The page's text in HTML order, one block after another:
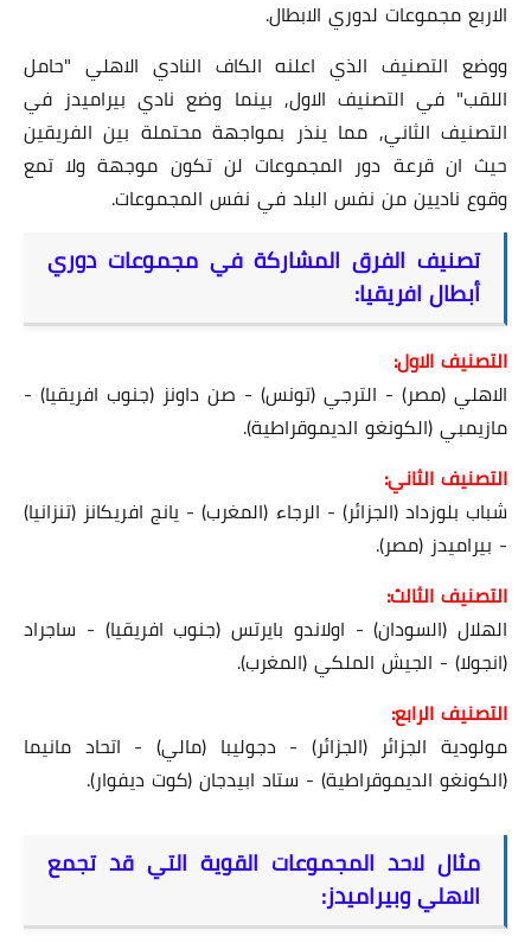
الاربع مجموعات لدوري الابطال.
ووضع التصنيف الذي اعلنه الكاف النادي الاهلي "حامل
اللقب" في التصنيف الاول, بينما وضع نادي بيراميدز في
التصنيف الثاني, مما ينذر بمواجهة محتملة بين الفريقين
حيث ان قرعة دور المجموعات لن تكون موجهة ولا تمع
وقوع ناديين من نفس البلد في نفس المجموعات.
تصنيف الفرق المشاركة في مجموعات دوري
أبطال افريقيا:
التصنيف الاول:
الاهلي (مصر) - الترجي (تونس) - صن داونز (جنوب افريقيا) -
مازيمبي (الكونغو الديموقراطية).
التصنيف الثاني:
شباب بلوزداد (الجزائر) - الرجاء (المغرب) - يانج افريكانز (تنزانيا)
- بيراميدز (مصر).
التصنيف الثالث:
الهلال (السودان) - اولاندو بايرتس (جنوب افريقيا) - ساجراد
(انجولا) - الجيش الملكي (المغرب).
التصنيف الرابع:
مولودية الجزائر (الجزائر) - دجوليبا (مالي) - اتحاد مانيما
(الكونغو الديموقراطية) - ستاد ابيدجان (كوت ديفوار).
مثال لاحد المجموعات القوية التي قد تجمع
الاهلي وبيراميدز: